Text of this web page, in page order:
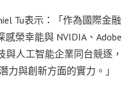
Tu表示：「作為國際金融
感榮幸能與 NVIDIA、Adobe
與人工智能企業同台競逐，
力與創新方面的實力。」